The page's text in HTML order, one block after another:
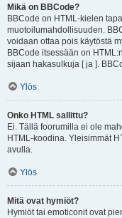
Mikä on BBCode?
BBCode on HTML-kielen
muotoilumahdollisuuden.
voidaan ottaa pois käytöstä
BBCode itsessään on
sijaan hakasulkuja [ ja ].
Ylös
Onko HTML sallittu?
Ei. Tällä foorumilla ei ole
HTML-koodina. Yleisimmät
avulla.
Ylös
Mitä ovat hymiöt?
Hymiöt tai emoticonit ovat